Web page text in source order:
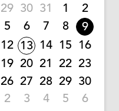
29 30 31 1
2
5 6 7 8
9
12 13 14 15 16
19 20 21 22 23
26 27 28 29 30
2 3 4 5 6